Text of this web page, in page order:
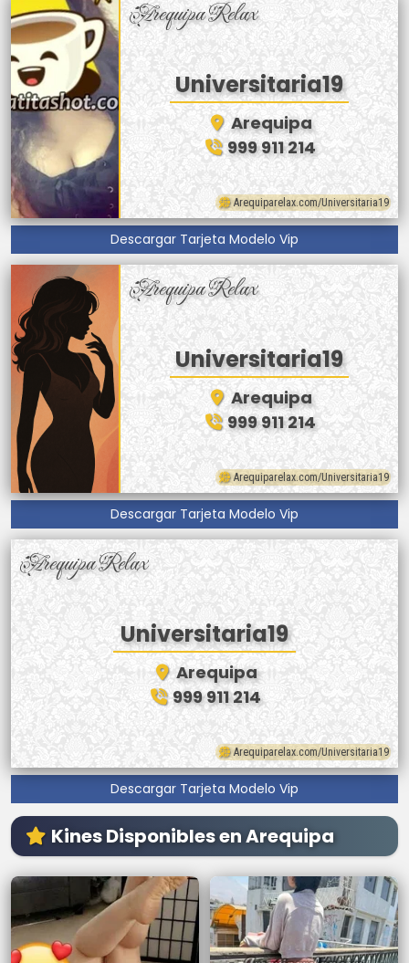
Arequipa Relax
Universitaria19
Arequipa
999 911 214
Arequiparelax.com/Universitaria19
Descargar Tarjeta Modelo Vip
Arequipa Relax
Universitaria19
Arequipa
999 911 214
Arequiparelax.com/Universitaria19
Descargar Tarjeta Modelo Vip
Arequipa Relax
Universitaria19
Arequipa
999 911 214
Arequiparelax.com/Universitaria19
Descargar Tarjeta Modelo Vip
Kines Disponibles en Arequipa